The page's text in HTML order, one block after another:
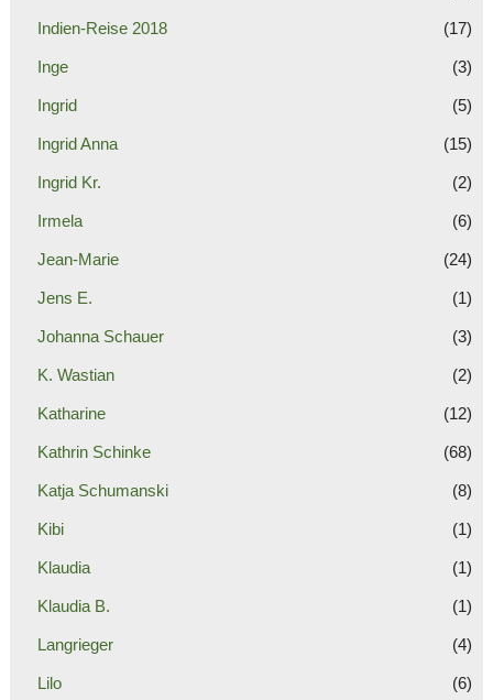
Indien-Reise 2018 (17)
Inge (3)
Ingrid (5)
Ingrid Anna (15)
Ingrid Kr. (2)
Irmela (6)
Jean-Marie (24)
Jens E. (1)
Johanna Schauer (3)
K. Wastian (2)
Katharine (12)
Kathrin Schinke (68)
Katja Schumanski (8)
Kibi (1)
Klaudia (1)
Klaudia B. (1)
Langrieger (4)
Lilo (6)